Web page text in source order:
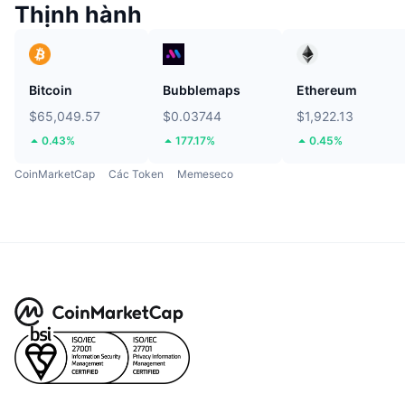
Thịnh hành
Bitcoin
$65,049.57
0.43%
Bubblemaps
$0.03744
177.17%
Ethereum
$1,922.13
0.45%
CoinMarketCap Các Token Memeseco